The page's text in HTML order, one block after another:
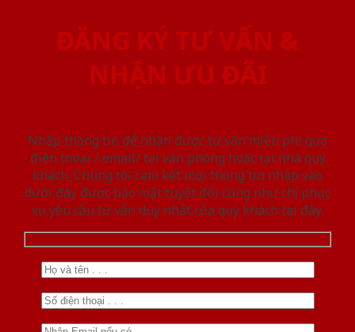
ĐĂNG KÝ TƯ VẤN &
NHẬN ƯU ĐÃI
Nhập thông tin để nhận được tư vấn miễn phí qua
điện thoại / email/ tại văn phòng hoặc tại nhà quý
khách. Chúng tôi cam kết mọi thông tin nhập vào
dưới đây được bảo mật tuyệt đối cũng như chỉ phục
vụ yêu cầu tư vấn duy nhất của quý khách tại đây.